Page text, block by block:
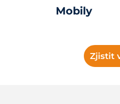
Mobily
Zjistit